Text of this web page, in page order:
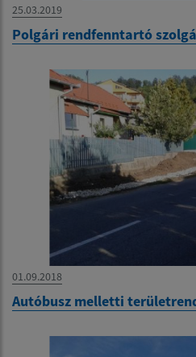
25.03.2019
Polgári rendfenntartó
01.09.2018
Autóbusz melletti